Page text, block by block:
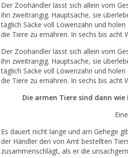
Der Zoohändler lässt sich allein vom
ihn zweitrangig. Hauptsache, sie
täglich Säcke voll Löwenzahn und
die Tiere zu ernähren. In sechs bis acht
Der Zoohändler lässt sich allein vom
ihn zweitrangig. Hauptsache, sie
täglich Säcke voll Löwenzahn und
die Tiere zu ernähren. In sechs bis acht
Die armen Tiere sind dann
Es dauert nicht lange und am Gehege
der Händler den von Amt bestellten
zusammenschlägt, als er die